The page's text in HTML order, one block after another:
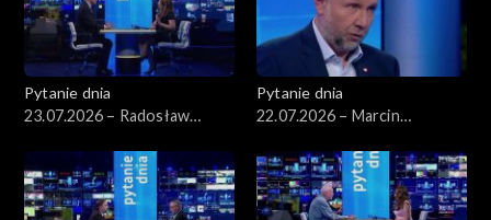
Pytanie dnia
23.07.2026 – Radosław
Pytanie dnia
22.07.2026 – Marcin